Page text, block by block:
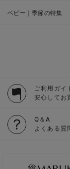
ベビー｜季節の特集
ご利用ガイ
安心してお
Q＆A
よくある質